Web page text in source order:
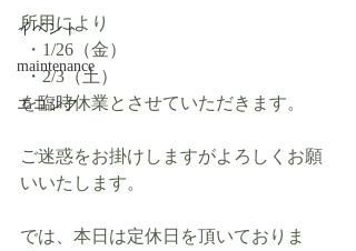
イベント
maintenance
エコシク
所用により
・1/26（金）
・2/3（土）
を臨時休業とさせていただきます。
ご迷惑をお掛けしますがよろしくお願
いいたします。
では、本日は定休日を頂いておりま